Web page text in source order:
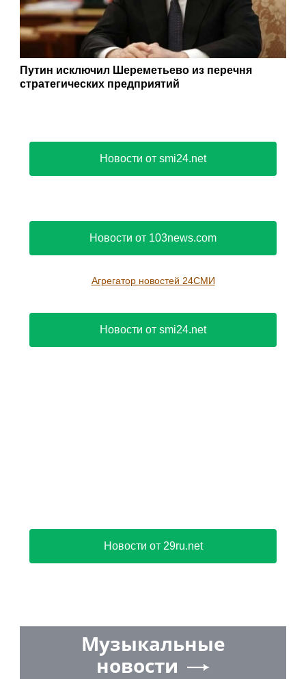
Путин исключил Шереметьево из перечня
стратегических предприятий
Новости от smi24.net
Новости от 103news.com
Агрегатор новостей 24СМИ
Новости от smi24.net
Новости от 29ru.net
Музыкальные
новости